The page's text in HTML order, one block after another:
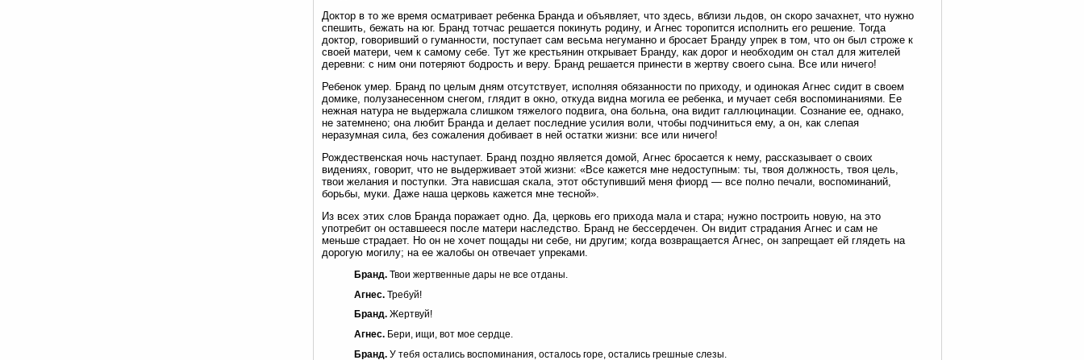
Доктор в то же время осматривает ребенка Бранда и объявляет, что здесь, вблизи льдов, он скоро зачахнет, что нужно
спешить, бежать на юг. Бранд тотчас решается покинуть родину, и Агнес торопится исполнить его решение. Тогда
доктор, говоривший о гуманности, поступает сам весьма негуманно и бросает Бранду упрек в том, что он был строже к
своей матери, чем к самому себе. Тут же крестьянин открывает Бранду, как дорог и необходим он стал для жителей
деревни: с ним они потеряют бодрость и веру. Бранд решается принести в жертву своего сына. Все или ничего!
Ребенок умер. Бранд по целым дням отсутствует, исполняя обязанности по приходу, и одинокая Агнес сидит в своем
домике, полузанесенном снегом, глядит в окно, откуда видна могила ее ребенка, и мучает себя воспоминаниями. Ее
нежная натура не выдержала слишком тяжелого подвига, она больна, она видит галлюцинации. Сознание ее, однако,
не затемнено; она любит Бранда и делает последние усилия воли, чтобы подчиниться ему, а он, как слепая
неразумная сила, без сожаления добивает в ней остатки жизни: все или ничего!
Рождественская ночь наступает. Бранд поздно является домой, Агнес бросается к нему, рассказывает о своих
видениях, говорит, что не выдерживает этой жизни: «Все кажется мне недоступным: ты, твоя должность, твоя цель,
твои желания и поступки. Эта нависшая скала, этот обступивший меня фиорд — все полно печали, воспоминаний,
борьбы, муки. Даже наша церковь кажется мне тесной».
Из всех этих слов Бранда поражает одно. Да, церковь его прихода мала и стара; нужно построить новую, на это
употребит он оставшееся после матери наследство. Бранд не бессердечен. Он видит страдания Агнес и сам не
меньше страдает. Но он не хочет пощады ни себе, ни другим; когда возвращается Агнес, он запрещает ей глядеть на
дорогую могилу; на ее жалобы он отвечает упреками.
Бранд. Твои жертвенные дары не все отданы.
Агнес. Требуй!
Бранд. Жертвуй!
Агнес. Бери, ищи, вот мое сердце.
Бранд. У тебя остались воспоминания, осталось горе, остались грешные слезы.